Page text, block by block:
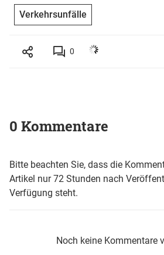
Verkehrsunfälle
0
0 Kommentare
Bitte beachten Sie, dass die
Artikel nur 72 Stunden nach
Verfügung steht.
Noch keine Kommentare